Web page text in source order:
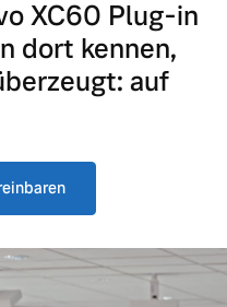
XC60 Plug-in
dort kennen,
auf